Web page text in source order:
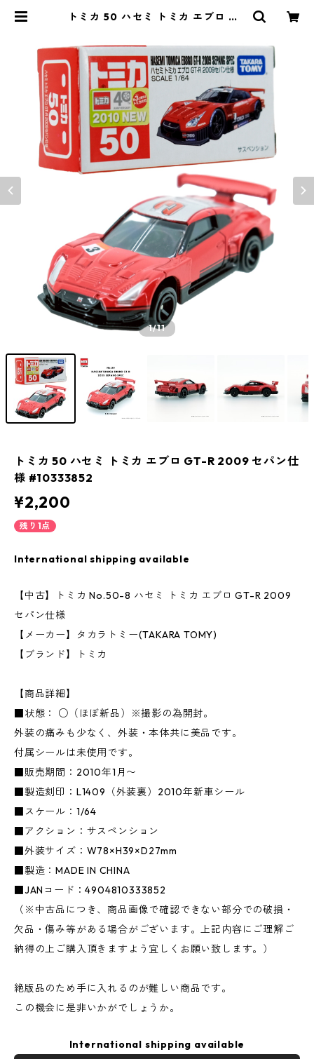
トミカ 50 ハセミ トミカ エブロ GT
1/11
トミカ 50 ハセミ トミカ エブロ GT-R 2009 セパン仕
様 #10333852
¥2,200
残り1点
International shipping available
【中古】トミカ No.50-8 ハセミ トミカ エブロ GT-R 2009
セパン仕様
【メーカー】タカラトミー(TAKARA TOMY)
【ブランド】トミカ
【商品詳細】
■状態： ○（ほぼ新品）※撮影の為開封。
外装の痛みも少なく、外装・本体共に美品です。
付属シールは未使用です。
■販売期間：2010年1月〜
■製造刻印：L1409（外装裏）2010年新車シール
■スケール：1/64
■アクション：サスペンション
■外装サイズ：W78×H39×D27mm
■製造：MADE IN CHINA
■JANコード：4904810333852
（※中古品につき、商品画像で確認できない部分での破損・
欠品・傷み等がある場合がございます。上記内容にご理解ご
納得の上ご購入頂きますよう宜しくお願い致します。）
絶版品のため手に入れるのが難しい商品です。
この機会に是非いかがでしょうか。
International shipping available